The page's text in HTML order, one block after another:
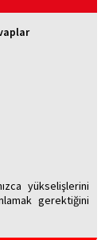
yükselişlerini
gerektiğini